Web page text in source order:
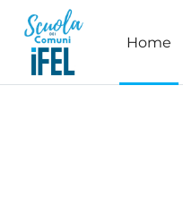
Vai al contenuto principale
Home